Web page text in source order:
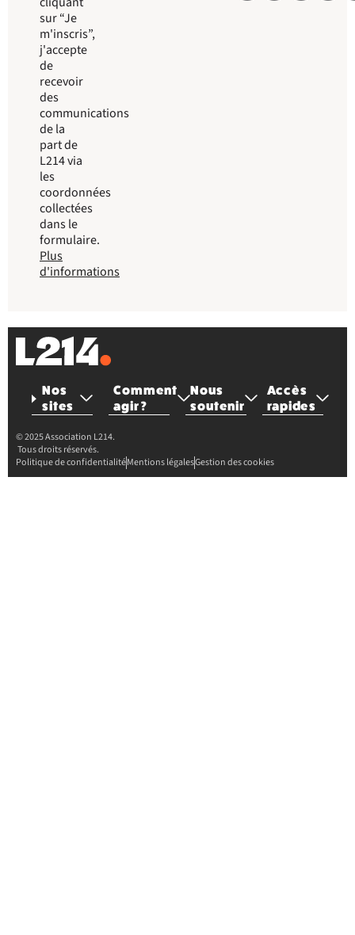
sur “Je
m'inscris”,
j'accepte
de
recevoir
des
communications
de la
part de
L214 via
les
coordonnées
collectées
dans le
formulaire.
Plus
d'informations
Nos
sites
Comment
agir ?
Nous
soutenir
Accès
rapides
© 2025 Association L214.
Tous droits réservés.
Politique de confidentialitéMentions légalesGestion des cookies